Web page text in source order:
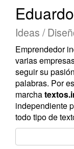
Ideas /
Emprendedor
varias
seguir su
palabras. Por
marcha
independiente
todo tipo de